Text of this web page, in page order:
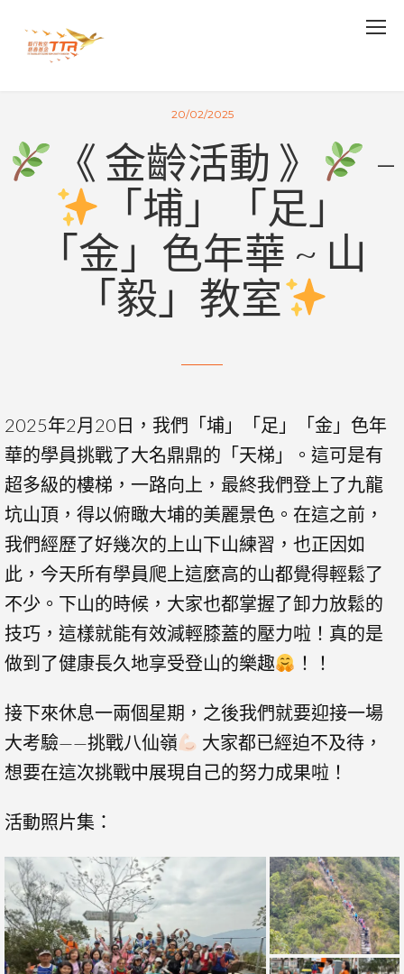
20/02/2025
《 金齡活動 》
–
「埔」「足」
「金」色年華 ~ 山
「毅」教室
2025年2月20日，我們「埔」「足」「金」色年
華的學員挑戰了大名鼎鼎的「天梯」。這可是有
超多級的樓梯，一路向上，最終我們登上了九龍
坑山頂，得以俯瞰大埔的美麗景色。在這之前，
我們經歷了好幾次的上山下山練習，也正因如
此，今天所有學員爬上這麼高的山都覺得輕鬆了
不少。下山的時候，大家也都掌握了卸力放鬆的
技巧，這樣就能有效減輕膝蓋的壓力啦！真的是
做到了健康長久地享受登山的樂趣
！！
接下來休息一兩個星期，之後我們就要迎接一場
大考驗——挑戰八仙嶺
大家都已經迫不及待，
想要在這次挑戰中展現自己的努力成果啦！
活動照片集：